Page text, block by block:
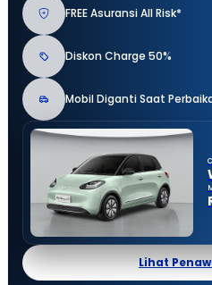
FREE Asuransi All Risk*
Diskon Charge 50%
Mobil Diganti Saat
Lihat